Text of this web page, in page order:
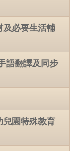
及必要生活輔
語翻譯及同步
兒園特殊教育